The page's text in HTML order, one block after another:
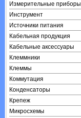
Измерительные приборы
Инструмент
Источники питания
Кабельная продукция
Кабельные аксессуары
Клеммники
Клеммы
Коммутация
Конденсаторы
Крепеж
Микросхемы